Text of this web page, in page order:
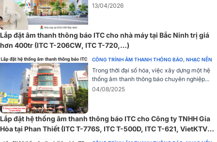
gián đoạn âm thanh, tăng tính tiện lợi và linh hoạt trong sử dụng.
Dung lượng pin sạc lớn
Với pin sạc dung lượng lớn 1500mAh, loa có thể hoạt động liên tục
trong 6-8 giờ, mang đến sự thoải mái và tiện lợi khi sử dụng trong
các hoạt động kéo dài mà không lo ngại về việc sạc pin thường
Khả năng kết nối linh hoạt
Ngoài ra, tính linh hoạt của ITC T-710K còn thể hiện qua khả năng
kết nối với thiết bị di động không chỉ qua Bluetooth mà còn qua
cổng AUX, đáp ứng nhu cầu kết nối đa dạng và thuận tiện của
người dùng.
13/04/2026
Lắp đặt âm thanh thông báo ITC cho nhà máy tại Bắc Ninh trị giá
hơn 400tr (ITC T-206CW, ITC T-720,…)
CÔNG TRÌNH ÂM THANH THÔNG BÁO, NHẠC NỀN
Trong thời đại số hóa, việc xây dựng một hệ
thống âm thanh thông báo chuyên nghiệp...
04/08/2025
Lắp đặt hệ thống âm thanh thông báo ITC cho Công ty TNHH Gia
Hòa tại Phan Thiết (ITC T-776S, ITC T-500D, ITC T-621, VietKTV
DA10 Plus)